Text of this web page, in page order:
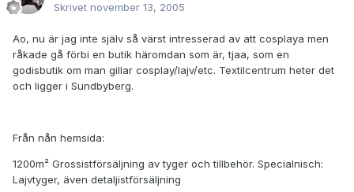
Skrivet november 13, 2005
Ao, nu är jag inte själv så värst intresserad av att cosplaya men
råkade gå förbi en butik häromdan som är, tjaa, som en
godisbutik om man gillar cosplay/lajv/etc. Textilcentrum heter det
och ligger i Sundbyberg.
Från nån hemsida:
1200m² Grossistförsäljning av tyger och tillbehör. Specialnisch:
Lajvtyger, även detaljistförsäljning